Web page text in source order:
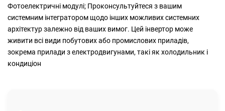
Фотоелектричні модулі; Проконсультуйтеся з вашим
системним інтегратором щодо інших можливих системних
архітектур залежно від ваших вимог. Цей інвертор може
живити всі види побутових або промислових приладів,
зокрема прилади з електродвигунами, такі як холодильник і
кондиціон